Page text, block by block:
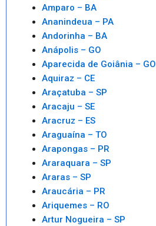
Amparo – BA
Ananindeua – PA
Andorinha – BA
Anápolis – GO
Aparecida de Goiânia – GO
Aquiraz – CE
Araçatuba – SP
Aracaju – SE
Aracruz – ES
Araguaína – TO
Arapongas – PR
Araraquara – SP
Araras – SP
Araucária – PR
Ariquemes – RO
Artur Nogueira – SP